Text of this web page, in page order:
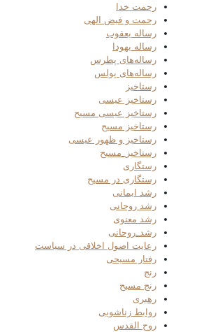
رحمت خدا
رحمت و فیض الهی
رساله یعقوب
رساله یهودا
رساله‌های پطرس
رساله‌های پولس
رستاخیز
رستاخیز عیسی
رستاخیز عیسی مسیح
رستاخیز مسیح
رستاخیز و ظهور عیسی
رستاخیز_مسیح
رستگاری
رستگاری در مسیح
رشد ایمانی
رشد روحانی
رشد معنوی
رشد_روحانی
رعایت اصول اخلاقی در سیاست
رفتار مسیحی
رنج
رنج مسیح
رهبری
روابط زناشویی
روح القدس